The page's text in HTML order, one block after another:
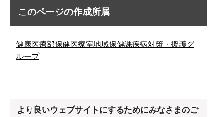
このページの作成所属
健康医療部保健医療室地域保健課疾病対策・援護グ
ループ
より良いウェブサイトにするためにみなさまのご